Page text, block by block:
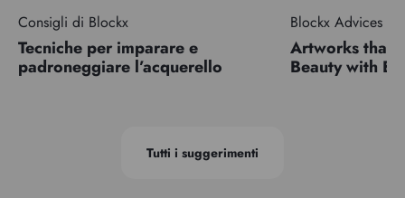
Consigli di Blockx
Tecniche per imparare e
padroneggiare l’acquerello
Blockx Advices
Artworks that
Beauty with
Tutti i suggerimenti